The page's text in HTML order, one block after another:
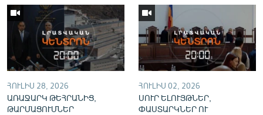
«Ազատության» բոլոր կայքերը
ՀՈՒԼԻՍ 28, 2026
ԱՌԱՋԱՐԿ ԹԵՀՐԱՆԻՑ,
ԹԱՐՄԱՑՈՒՄՆԵՐ
ՀՈՒԼԻՍ 02, 2026
ՍՈՒՐ ԵԼՈՒՅԹՆԵՐ,
ՓԱՍՏԱՐԿՆԵՐ ՈՒ